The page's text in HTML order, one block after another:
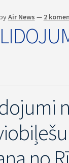
Air News — 2
no